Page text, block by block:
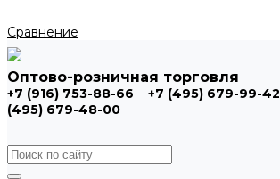
Сравнение
Оптово-розничная торговля
+7 (916) 753-88-66 +7 (495) 679-99-42
(495) 679-48-00